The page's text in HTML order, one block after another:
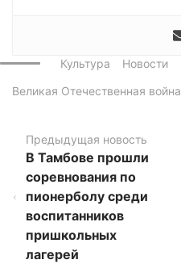
Культура
Новости
Великая Отечественная война
Предыдущая новость
В Тамбове прошли
соревнования по
пионерболу среди
воспитанников
пришкольных
лагерей